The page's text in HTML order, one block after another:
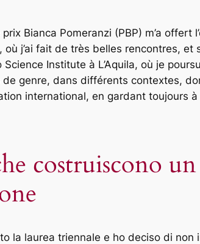
Bianca Pomeranzi (PBP) m’a
où j’ai fait de très belles rencontres,
Institute à L’Aquila, où je
genre, dans différents contextes,
international, en gardant toujours à
costruiscono
la laurea triennale e ho deciso di